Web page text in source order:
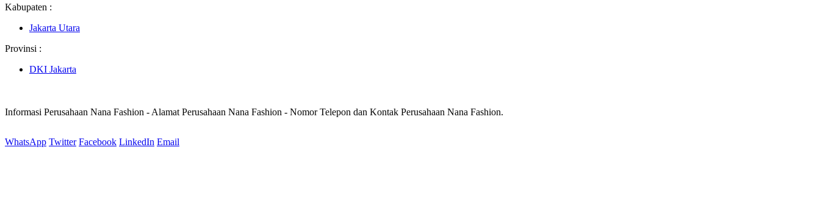
Kabupaten :
Jakarta Utara
Provinsi :
DKI Jakarta
Informasi Perusahaan Nana Fashion - Alamat Perusahaan Nana Fashion - Nomor Telepon dan Kontak Perusahaan Nana Fashion.
WhatsApp Twitter Facebook LinkedIn Email